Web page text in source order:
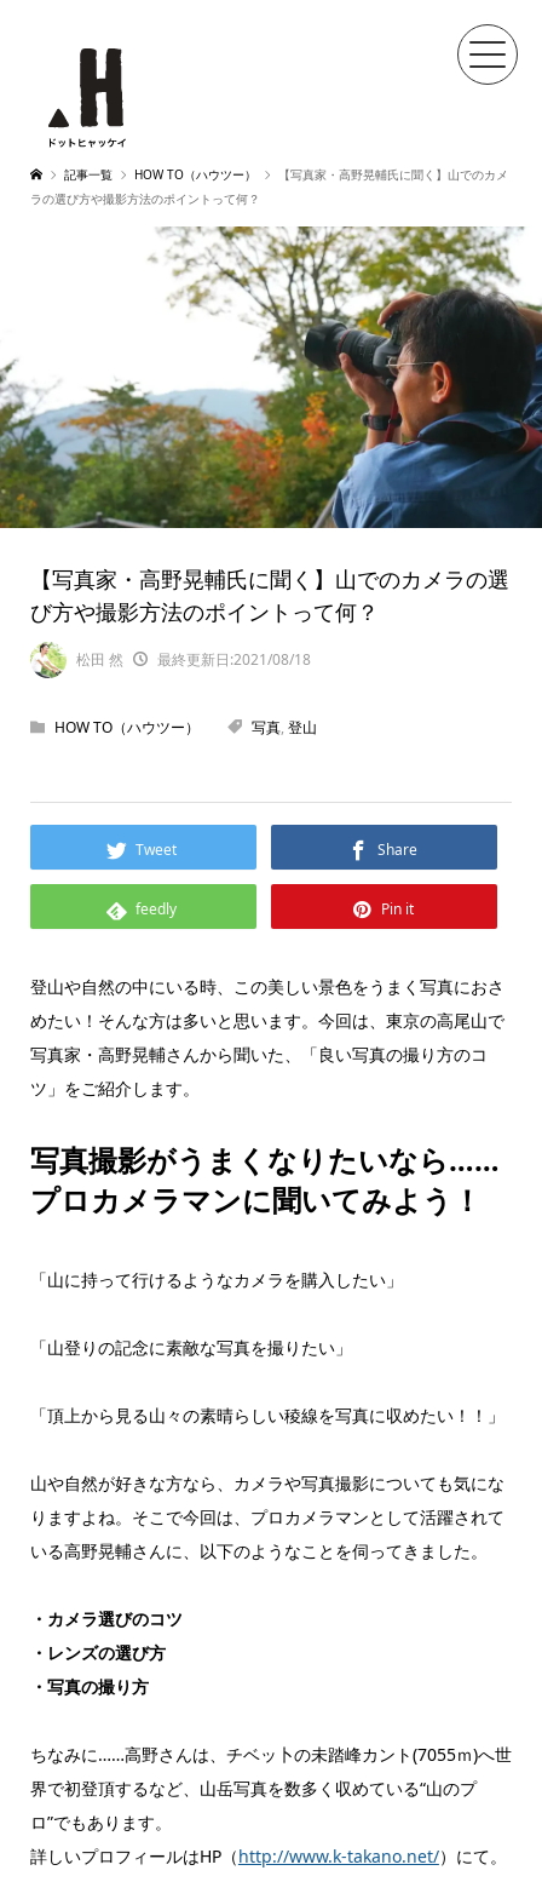
記事一覧 HOW TO（ハウツー）
【写真家・高野晃輔氏に聞く】山でのカメ
ラの選び方や撮影方法のポイントって何？
【写真家・高野晃輔氏に聞く】山でのカメラの選
び方や撮影方法のポイントって何？
松田 然 最終更新日:2021/08/18
HOW TO（ハウツー） 写真, 登山
Tweet Share
feedly Pin it
登山や自然の中にいる時、この美しい景色をうまく写真におさ
めたい！そんな方は多いと思います。今回は、東京の高尾山で
写真家・高野晃輔さんから聞いた、「良い写真の撮り方のコ
ツ」をご紹介します。
写真撮影がうまくなりたいなら……
プロカメラマンに聞いてみよう！
「山に持って行けるようなカメラを購入したい」
「山登りの記念に素敵な写真を撮りたい」
「頂上から見る山々の素晴らしい稜線を写真に収めたい！！」
山や自然が好きな方なら、カメラや写真撮影についても気にな
りますよね。そこで今回は、プロカメラマンとして活躍されて
いる高野晃輔さんに、以下のようなことを伺ってきました。
・カメラ選びのコツ
・レンズの選び方
・写真の撮り方
ちなみに……高野さんは、チベッ卜の未踏峰カント(7055ｍ)へ世
界で初登頂するなど、山岳写真を数多く収めている“山のプ
ロ”でもあります。
詳しいプロフィールはHP（http://www.k-takano.net/）にて。